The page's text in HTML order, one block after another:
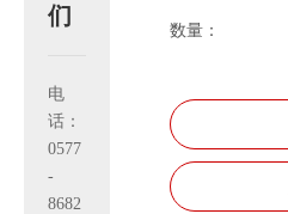
们
电
话：
0577
-
8682
数量：